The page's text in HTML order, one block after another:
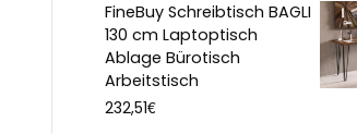
FineBuy Schreibtisch BAGLI
130 cm Laptoptisch
Ablage Bürotisch
Arbeitstisch
232,51€